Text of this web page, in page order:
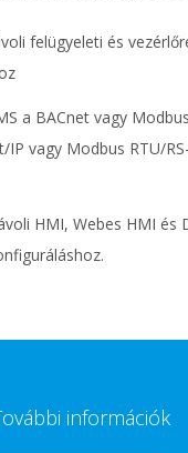
felügyeleti és
a BACnet vagy
IP vagy Modbus RTU/
HMI, Webes HMI és
információk